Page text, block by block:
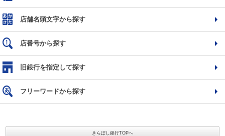
店舗名頭文字から探す
店番号から探す
旧銀行を指定して探す
フリーワードから探す
きらぼし銀行TOPへ